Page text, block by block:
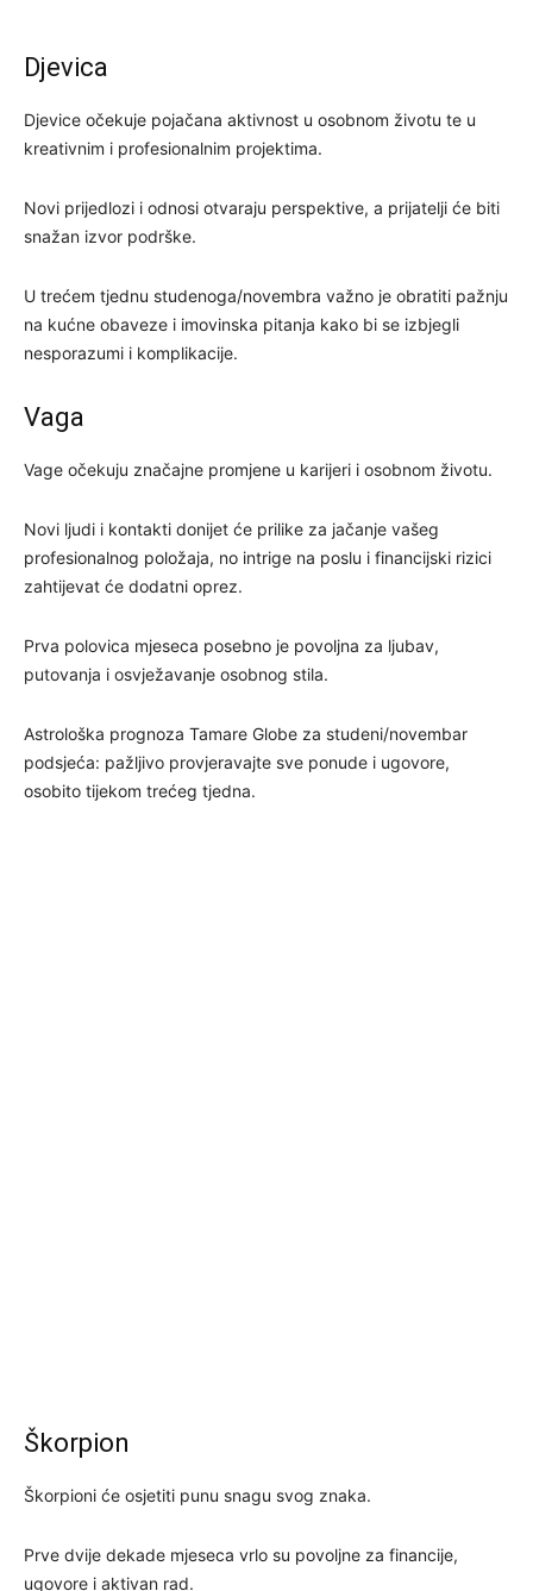
Djevica
Djevice očekuje pojačana aktivnost u osobnom životu te u
kreativnim i profesionalnim projektima.
Novi prijedlozi i odnosi otvaraju perspektive, a prijatelji će biti
snažan izvor podrške.
U trećem tjednu studenoga/novembra važno je obratiti pažnju
na kućne obaveze i imovinska pitanja kako bi se izbjegli
nesporazumi i komplikacije.
Vaga
Vage očekuju značajne promjene u karijeri i osobnom životu.
Novi ljudi i kontakti donijet će prilike za jačanje vašeg
profesionalnog položaja, no intrige na poslu i financijski rizici
zahtijevat će dodatni oprez.
Prva polovica mjeseca posebno je povoljna za ljubav,
putovanja i osvježavanje osobnog stila.
Astrološka prognoza Tamare Globe za studeni/novembar
podsjeća: pažljivo provjeravajte sve ponude i ugovore,
osobito tijekom trećeg tjedna.
Škorpion
Škorpioni će osjetiti punu snagu svog znaka.
Prve dvije dekade mjeseca vrlo su povoljne za financije,
ugovore i aktivan rad.